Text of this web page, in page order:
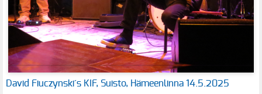
David Fiuczynski´s KIF, Suisto, Hämeenlinna 14.5.2025